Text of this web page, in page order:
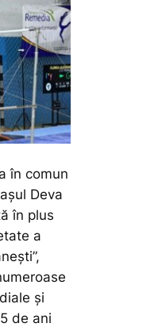
în comun
Deva
în plus
a
și
de ani